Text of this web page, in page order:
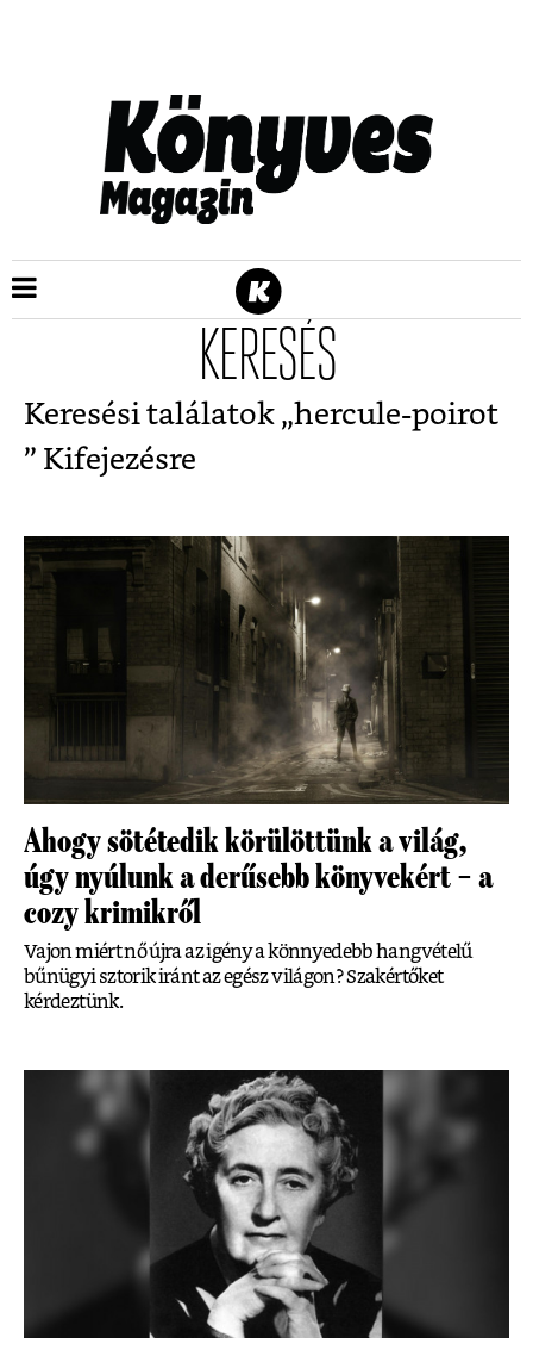
KERESÉS
Keresési találatok „hercule-poirot
” Kifejezésre
Ahogy sötétedik körülöttünk a világ,
úgy nyúlunk a derűsebb könyvekért – a
cozy krimikről
Vajon miért nő újra az igény a könnyedebb hangvételű
bűnügyi sztorik iránt az egész világon? Szakértőket
kérdeztünk.